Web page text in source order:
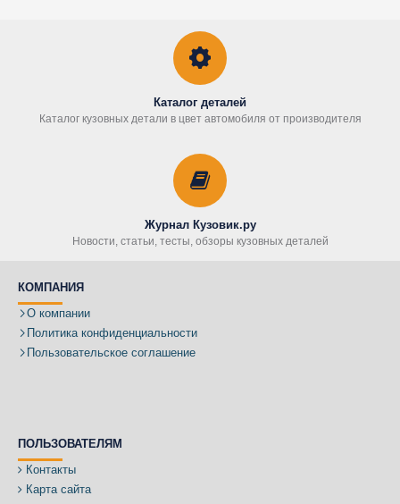
Каталог деталей
Каталог кузовных детали в цвет автомобиля от производителя
Журнал Кузовик.ру
Новости, статьи, тесты, обзоры кузовных деталей
КОМПАНИЯ
О компании
Политика конфиденциальности
Пользовательское соглашение
ПОЛЬЗОВАТЕЛЯМ
Контакты
Карта сайта